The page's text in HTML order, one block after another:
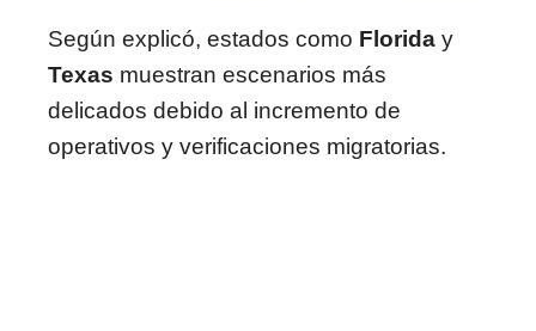
Según explicó, estados como Florida y
Texas muestran escenarios más
delicados debido al incremento de
operativos y verificaciones migratorias.